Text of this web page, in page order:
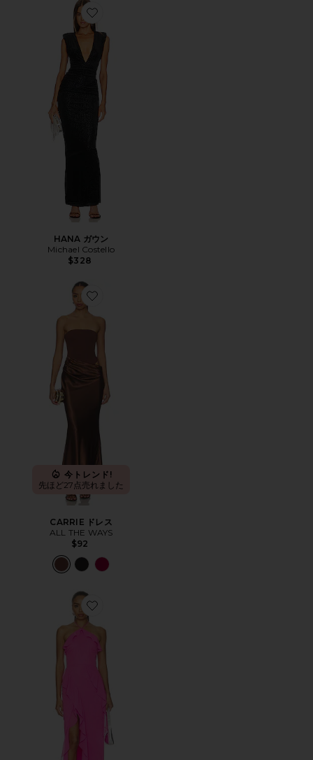
Favorite HANA ガウン
HANA ガウン
Michael Costello
$328
Favorite CARRIE ドレス
今トレンド!
先ほど27点売れました
CARRIE ドレス
ALL THE WAYS
$92
Favorite ALESSANDRA マキシドレス